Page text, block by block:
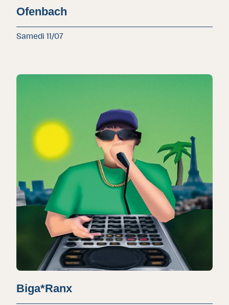
Ofenbach
Samedi 11/07
Biga*Ranx